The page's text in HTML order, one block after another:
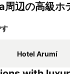
辺の高級ホ
Hotel Arumí